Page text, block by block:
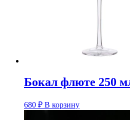
Бокал флюте 250
680 ₽ В корзину